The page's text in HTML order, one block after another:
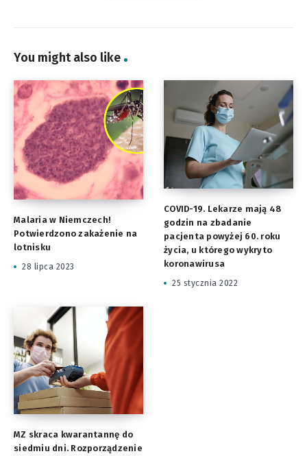
You might also like
Malaria w Niemczech!
Potwierdzono zakażenie na
lotnisku
28 lipca 2023
COVID-19. Lekarze mają 48
godzin na zbadanie
pacjenta powyżej 60. roku
życia, u którego wykryto
koronawirusa
25 stycznia 2022
MZ skraca kwarantannę do
siedmiu dni. Rozporządzenie